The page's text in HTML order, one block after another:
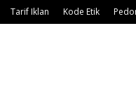
Tarif Iklan Kode Etik